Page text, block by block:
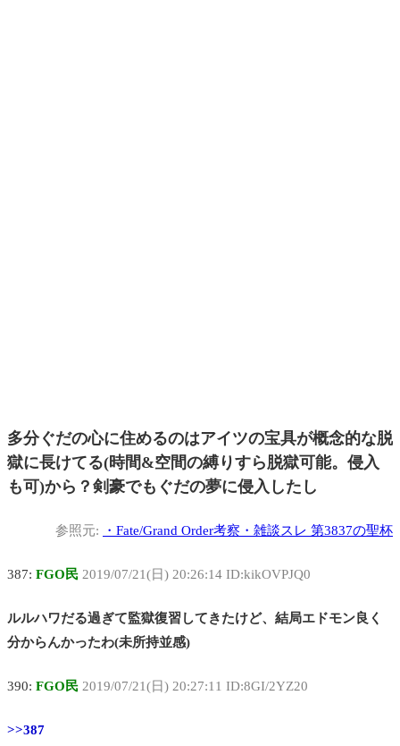
多分ぐだの心に住めるのはアイツの宝具が概念的な脱
獄に長けてる(時間&空間の縛りすら脱獄可能。侵入
も可)から？剣豪でもぐだの夢に侵入したし
参照元: ・ Fate/Grand Order考察・雑談スレ 第3837の聖杯
387: FGO民 2019/07/21(日) 20:26:14 ID:kikOVPJQ0
ルルハワだる過ぎて監獄復習してきたけど、結局エドモン良く
分からんかったわ(未所持並感)
390: FGO民 2019/07/21(日) 20:27:11 ID:8GI/2YZ20
>>387